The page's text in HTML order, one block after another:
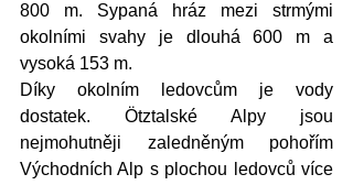
800 m. Sypaná hráz mezi strmými
okolními svahy je dlouhá 600 m a
vysoká 153 m.
Díky okolním ledovcům je vody
dostatek. Ötztalské Alpy jsou
nejmohutněji zaledněným pohořím
Východních Alp s plochou ledovců více